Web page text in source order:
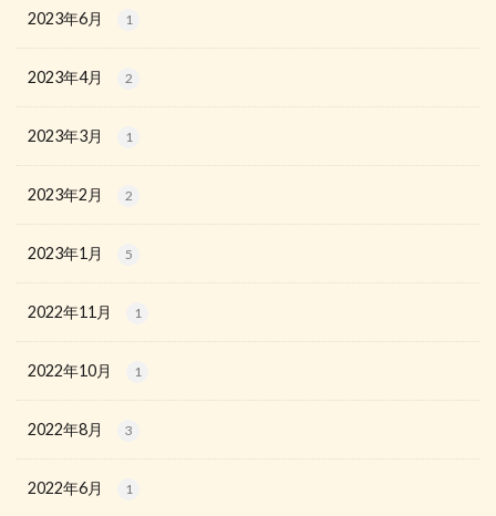
2023年6月 1
2023年4月 2
2023年3月 1
2023年2月 2
2023年1月 5
2022年11月 1
2022年10月 1
2022年8月 3
2022年6月 1